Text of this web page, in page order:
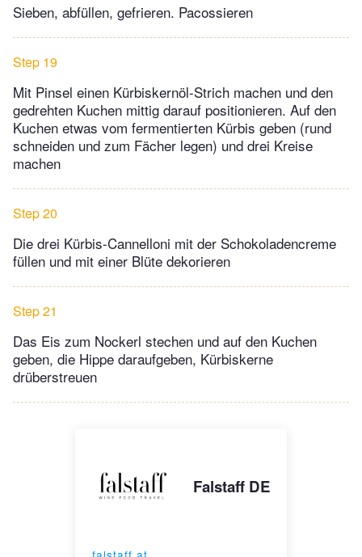
Sieben, abfüllen, gefrieren. Pacossieren
Step 19
Mit Pinsel einen Kürbiskernöl-Strich machen und den
gedrehten Kuchen mittig darauf positionieren. Auf den
Kuchen etwas vom fermentierten Kürbis geben (rund
schneiden und zum Fächer legen) und drei Kreise
machen
Step 20
Die drei Kürbis-Cannelloni mit der Schokoladencreme
füllen und mit einer Blüte dekorieren
Step 21
Das Eis zum Nockerl stechen und auf den Kuchen
geben, die Hippe daraufgeben, Kürbiskerne
drüberstreuen
Falstaff DE